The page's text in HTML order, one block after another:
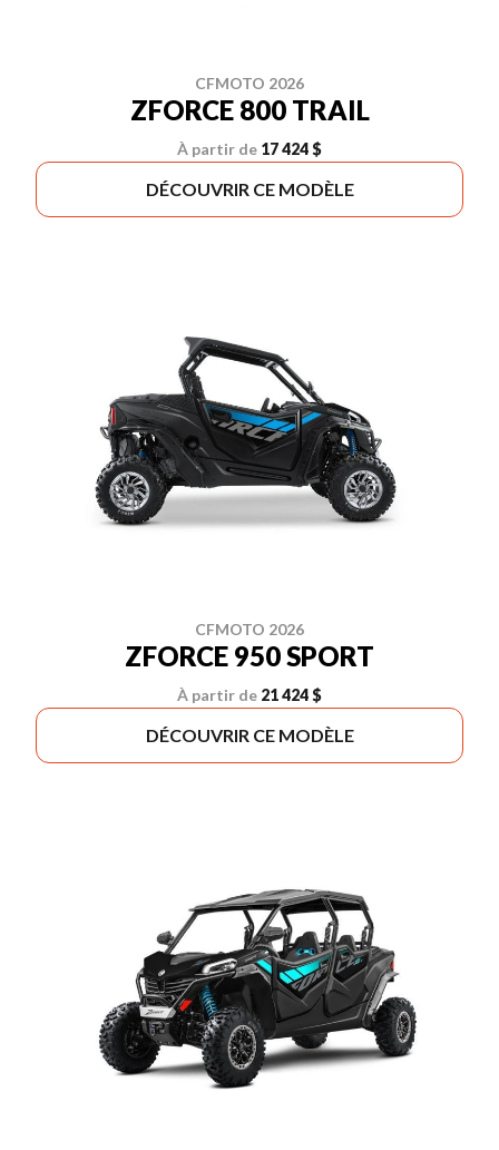
CFMOTO 2026
ZFORCE 800 TRAIL
À partir de 17 424 $
DÉCOUVRIR CE MODÈLE
CFMOTO 2026
ZFORCE 950 SPORT
À partir de 21 424 $
DÉCOUVRIR CE MODÈLE